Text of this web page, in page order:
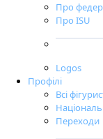
Про
Про ISU
Logos
Профілі
Всі
Переходи